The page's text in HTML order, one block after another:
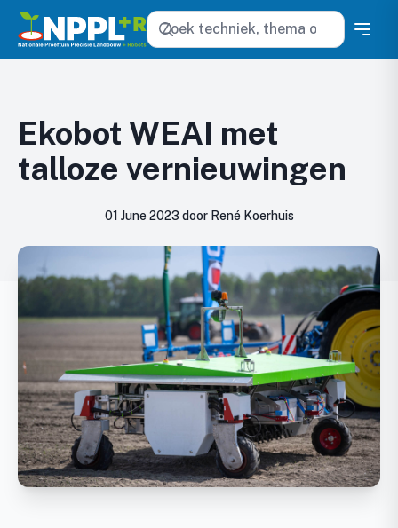
Zoeken
Ekobot WEAI met
talloze vernieuwingen
01 June 2023 door René Koerhuis